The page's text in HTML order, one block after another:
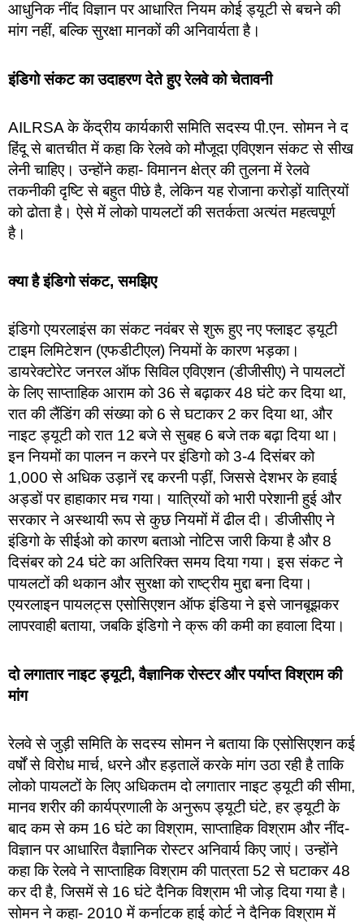
आधुनिक नींद विज्ञान पर आधारित नियम कोई ड्यूटी से बचने की
मांग नहीं, बल्कि सुरक्षा मानकों की अनिवार्यता है।
इंडिगो संकट का उदाहरण देते हुए रेलवे को चेतावनी
AILRSA के केंद्रीय कार्यकारी समिति सदस्य पी.एन. सोमन ने द
हिंदू से बातचीत में कहा कि रेलवे को मौजूदा एविएशन संकट से सीख
लेनी चाहिए। उन्होंने कहा- विमानन क्षेत्र की तुलना में रेलवे
तकनीकी दृष्टि से बहुत पीछे है, लेकिन यह रोजाना करोड़ों यात्रियों
को ढोता है। ऐसे में लोको पायलटों की सतर्कता अत्यंत महत्वपूर्ण
है।
क्या है इंडिगो संकट, समझिए
इंडिगो एयरलाइंस का संकट नवंबर से शुरू हुए नए फ्लाइट ड्यूटी
टाइम लिमिटेशन (एफडीटीएल) नियमों के कारण भड़का।
डायरेक्टोरेट जनरल ऑफ सिविल एविएशन (डीजीसीए) ने पायलटों
के लिए साप्ताहिक आराम को 36 से बढ़ाकर 48 घंटे कर दिया था,
रात की लैंडिंग की संख्या को 6 से घटाकर 2 कर दिया था, और
नाइट ड्यूटी को रात 12 बजे से सुबह 6 बजे तक बढ़ा दिया था।
इन नियमों का पालन न करने पर इंडिगो को 3-4 दिसंबर को
1,000 से अधिक उड़ानें रद्द करनी पड़ीं, जिससे देशभर के हवाई
अड्डों पर हाहाकार मच गया। यात्रियों को भारी परेशानी हुई और
सरकार ने अस्थायी रूप से कुछ नियमों में ढील दी। डीजीसीए ने
इंडिगो के सीईओ को कारण बताओ नोटिस जारी किया है और 8
दिसंबर को 24 घंटे का अतिरिक्त समय दिया गया। इस संकट ने
पायलटों की थकान और सुरक्षा को राष्ट्रीय मुद्दा बना दिया।
एयरलाइन पायलट्स एसोसिएशन ऑफ इंडिया ने इसे जानबूझकर
लापरवाही बताया, जबकि इंडिगो ने क्रू की कमी का हवाला दिया।
दो लगातार नाइट ड्यूटी, वैज्ञानिक रोस्टर और पर्याप्त विश्राम की
मांग
रेलवे से जुड़ी समिति के सदस्य सोमन ने बताया कि एसोसिएशन कई
वर्षों से विरोध मार्च, धरने और हड़तालें करके मांग उठा रही है ताकि
लोको पायलटों के लिए अधिकतम दो लगातार नाइट ड्यूटी की सीमा,
मानव शरीर की कार्यप्रणाली के अनुरूप ड्यूटी घंटे, हर ड्यूटी के
बाद कम से कम 16 घंटे का विश्राम, साप्ताहिक विश्राम और नींद-
विज्ञान पर आधारित वैज्ञानिक रोस्टर अनिवार्य किए जाएं। उन्होंने
कहा कि रेलवे ने साप्ताहिक विश्राम की पात्रता 52 से घटाकर 48
कर दी है, जिसमें से 16 घंटे दैनिक विश्राम भी जोड़ दिया गया है।
सोमन ने कहा- 2010 में कर्नाटक हाई कोर्ट ने दैनिक विश्राम में